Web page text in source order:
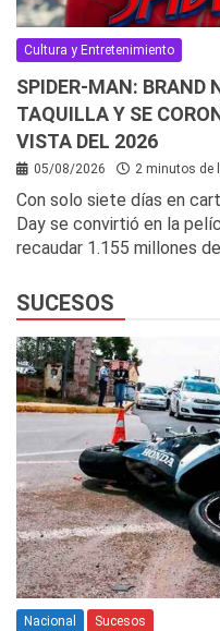
Cultura y Entretenimiento
SPIDER-MAN: BRAND
TAQUILLA Y SE
VISTA DEL 2026
05/08/2026 2 minutos de
Con solo siete días en
Day se convirtió en la
recaudar 1.155 millones
SUCESOS
Nacional Sucesos